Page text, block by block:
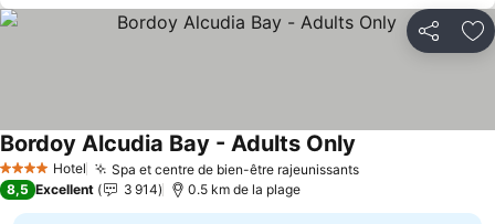
Partager
4 Étoiles Hotel Spa et centre de bien-être rajeunissants
Bordoy Alcudia Bay - Adults Only
8,5 Excellent 3 914 0.5 km de la plage